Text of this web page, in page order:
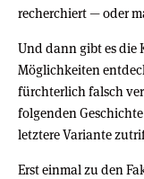
recherchiert — oder
Und dann gibt es die
Möglichkeiten
fürchterlich falsch
folgenden
letztere Variante
Erst einmal zu den